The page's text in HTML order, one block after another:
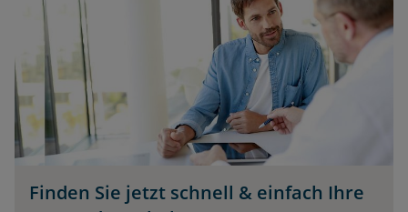
Finden Sie jetzt schnell & einfach Ihre